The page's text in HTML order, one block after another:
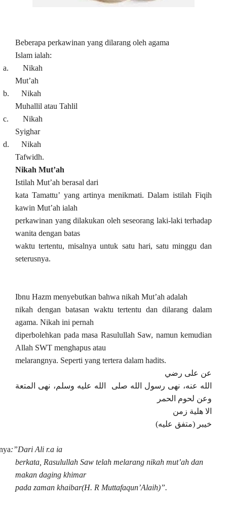
Beberapa perkawinan yang dilarang oleh agama
Islam ialah:
a. Nikah
Mut’ah
b. Nikah
Muhallil atau Tahlil
c. Nikah
Syighar
d. Nikah
Tafwidh.
Nikah Mut’ah
Istilah Mut’ah berasal dari
kata Tamattu’ yang artinya menikmati. Dalam istilah Fiqih
kawin Mut’ah ialah
perkawinan yang dilakukan oleh seseorang laki-laki terhadap
wanita dengan batas
waktu tertentu, misalnya untuk satu hari, satu minggu dan
seterusnya.
Ibnu Hazm menyebutkan bahwa nikah Mut’ah adalah
nikah dengan batasan waktu tertentu dan dilarang dalam
agama. Nikah ini pernah
diperbolehkan pada masa Rasulullah Saw, namun kemudian
Allah SWT menghapus atau
melarangnya. Seperti yang tertera dalam hadits.
عن على رضي
الله عنه، نهى رسول الله صلى الله عليه وسلم، نهى المتعة
وعن لحوم الحمر
الا هلية زمن
خيبر (متفق عليه)
:”Dari Ali r.a ia
berkata, Rasulullah Saw telah melarang nikah mut’ah dan
makan daging khimar
pada zaman khaibar(H. R Muttafaqun’Alaih)”.